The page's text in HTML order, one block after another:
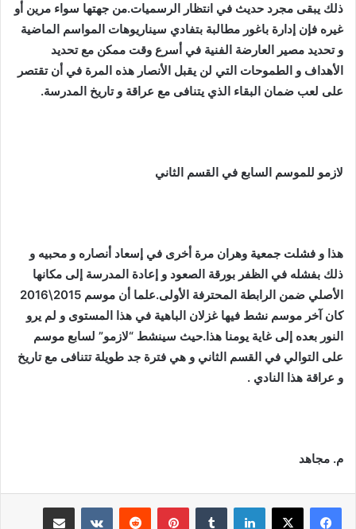
ذلك يبقى مجرد حديث في انتظار الرسميات.من جهتها سواء مرين أو
غيره فإن إدارة باغور مطالبة بتفادي سيناريوهات المواسم الماضية
و تحديد مصير العارضة الفنية في أسرع وقت ممكن مع تحديد
الأهداف و الطموحات التي لن يقبل الأنصار هذه المرة في أن تقتصر
على لعب ضمان البقاء الذي يتنافى مع عراقة و تاريخ المدرسة.
لازمو للموسم السابع في القسم الثاني
هذا و فشلت جمعية وهران مرة أخرى في إسعاد أنصاره و محبيه و
ذلك بفشله في الظفر بورقة الصعود و إعادة المدرسة إلى مكانها
الأصلي ضمن الرابطة المحترفة الأولى.علما أن موسم 2015\2016
كان آخر موسم نشط فيها غزلان الباهية في هذا المستوى و لم يرو
النور بعده إلى غاية يومنا هذا.حيث سينشط “لازمو” لسابع موسم
على التوالي في القسم الثاني و هي فترة جد طويلة تتنافى مع تاريخ
و عراقة هذا النادي .
م. مجاهد
لينكدإن بينتيريست